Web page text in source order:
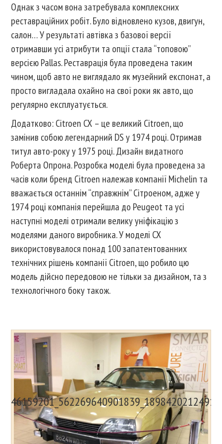
Однак з часом вона затребувала комплексних
реставраційних робіт. Було відновлено кузов, двигун,
салон… У результаті автівка з базової версії
отримавши усі атрибути та опції стала “топовою”
версією Pallas. Реставрація була проведена таким
чином, щоб авто не виглядало як музейний експонат, а
просто вигладала охайно на свої роки як авто, що
регулярно експлуатується.
Додатково: Citroen CX – це великий Citroen, що
замінив собою легендарний DS у 1974 році. Отримав
титул авто-року у 1975 році. Дизайн видатного
Роберта Опрона. Розробка моделі була проведена за
часів коли бренд Citroen належав компанії Michelin та
вважається останнім “справжнім” Сітроеном, адже у
1974 році компанія перейшла до Peugeot та усі
наступні моделі отримали велику уніфікацію з
моделями даного виробника. У моделі CX
використовувалося понад 100 запатентованних
технічних рішень компанії Citroen, що робило цю
модель дійсно передовою не тільки за дизайном, та з
технологічного боку також.